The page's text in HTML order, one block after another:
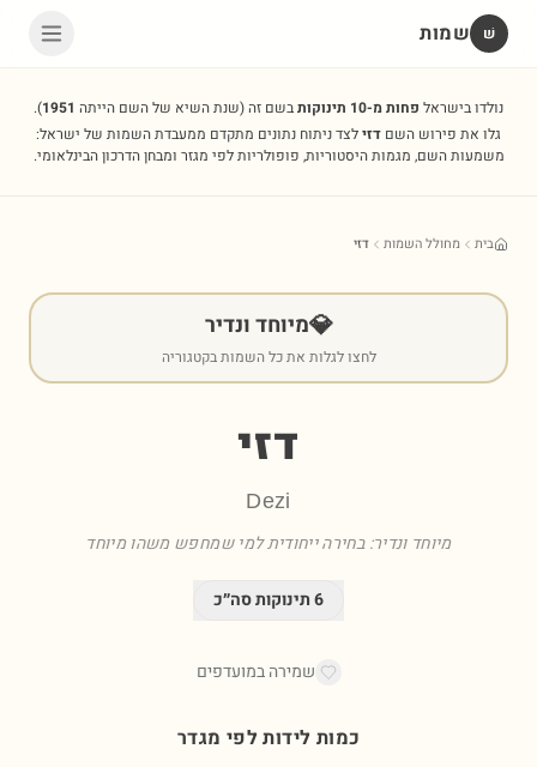
שׁ שמות
נולדו בישראל פחות מ-10 תינוקות בשם זה(שנת השיא של השם הייתה 1951
).
גלו את פירוש השם דזילצד ניתוח נתונים מתקדם ממעבדת השמות של ישראל:
משמעות השם, מגמות היסטוריות, פופולריות לפי מגזר ומבחן הדרכון הבינלאומי.
בית מחולל השמות דזי
💎מיוחד ונדיר
לחצו לגלות את כל השמות בקטגוריה
דזי
Dezi
מיוחד ונדיר: בחירה ייחודית למי שמחפש משהו מיוחד
6תינוקות סה״כ
שמירה במועדפים
כמות לידות לפי מגדר